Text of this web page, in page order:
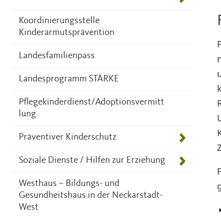
Koordinierungsstelle
Kinderarmutsprävention
Landesfamilienpass
Landesprogramm STÄRKE
Pflegekinderdienst/Adoptionsvermitt
lung
Präventiver Kinderschutz
Soziale Dienste / Hilfen zur Erziehung
Westhaus – Bildungs- und
Gesundheitshaus in der Neckarstadt-
West